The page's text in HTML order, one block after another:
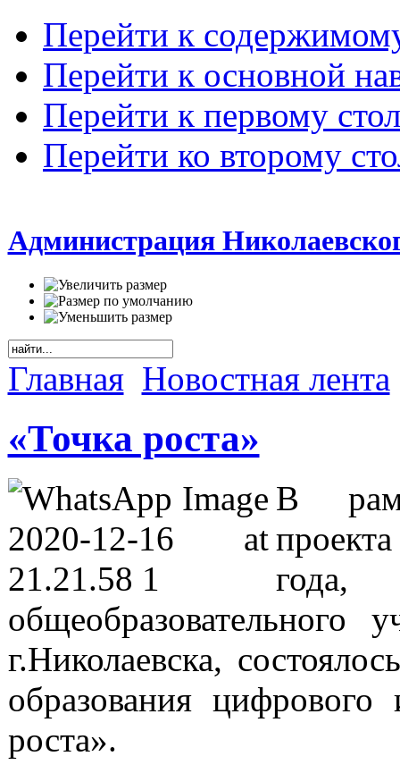
Перейти к
Перейти к основной
Перейти к первому
Перейти ко второму
Администрация
Главная Новостная лента
«Точка роста»
В
г.Николаевска,
образования
роста».